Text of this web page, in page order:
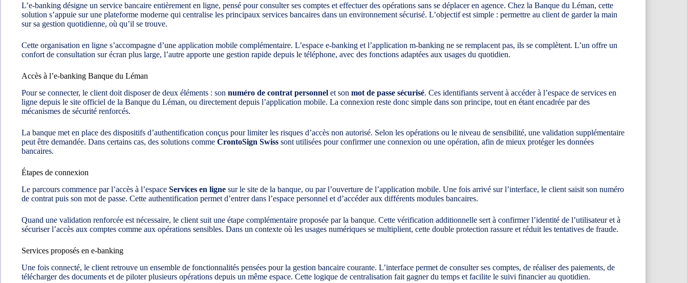
L’e-banking désigne un service bancaire entièrement en ligne, pensé pour consulter ses comptes et effectuer des opérations sans se déplacer en agence. Chez la Banque du Léman, cette
solution s’appuie sur une plateforme moderne qui centralise les principaux services bancaires dans un environnement sécurisé. L’objectif est simple : permettre au client de garder la main
sur sa gestion quotidienne, où qu’il se trouve.
Cette organisation en ligne s’accompagne d’une application mobile complémentaire. L’espace e-banking et l’application m-banking ne se remplacent pas, ils se complètent. L’un offre un
confort de consultation sur écran plus large, l’autre apporte une gestion rapide depuis le téléphone, avec des fonctions adaptées aux usages du quotidien.
Accès à l’e-banking Banque du Léman
Pour se connecter, le client doit disposer de deux éléments : son numéro de contrat personnel et son mot de passe sécurisé. Ces identifiants servent à accéder à l’espace de services en
ligne depuis le site officiel de la Banque du Léman, ou directement depuis l’application mobile. La connexion reste donc simple dans son principe, tout en étant encadrée par des
mécanismes de sécurité renforcés.
La banque met en place des dispositifs d’authentification conçus pour limiter les risques d’accès non autorisé. Selon les opérations ou le niveau de sensibilité, une validation supplémentaire
peut être demandée. Dans certains cas, des solutions comme CrontoSign Swiss sont utilisées pour confirmer une connexion ou une opération, afin de mieux protéger les données
bancaires.
Étapes de connexion
Le parcours commence par l’accès à l’espace Services en ligne sur le site de la banque, ou par l’ouverture de l’application mobile. Une fois arrivé sur l’interface, le client saisit son numéro
de contrat puis son mot de passe. Cette authentification permet d’entrer dans l’espace personnel et d’accéder aux différents modules bancaires.
Quand une validation renforcée est nécessaire, le client suit une étape complémentaire proposée par la banque. Cette vérification additionnelle sert à confirmer l’identité de l’utilisateur et à
sécuriser l’accès aux comptes comme aux opérations sensibles. Dans un contexte où les usages numériques se multiplient, cette double protection rassure et réduit les tentatives de fraude.
Services proposés en e-banking
Une fois connecté, le client retrouve un ensemble de fonctionnalités pensées pour la gestion bancaire courante. L’interface permet de consulter ses comptes, de réaliser des paiements, de
télécharger des documents et de piloter plusieurs opérations depuis un même espace. Cette logique de centralisation fait gagner du temps et facilite le suivi financier au quotidien.